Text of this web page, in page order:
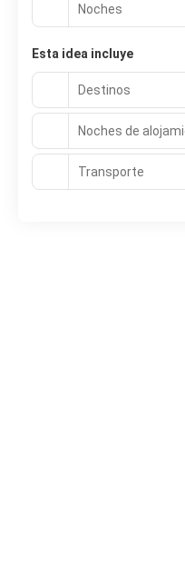
Noches
Esta idea incluye
Destinos
Noches de
Transporte